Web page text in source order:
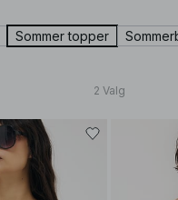
Sommer topper
2 Valg